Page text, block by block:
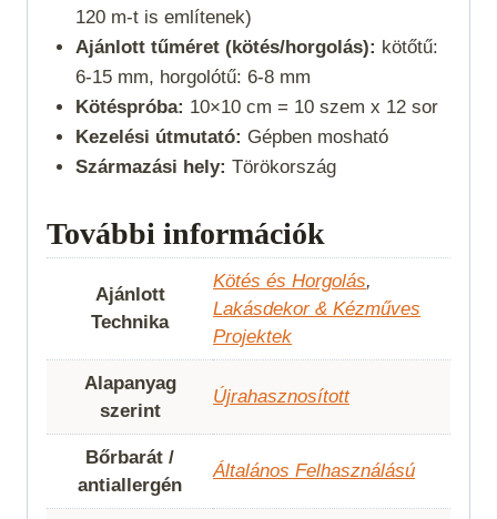
120 m-t is említenek)
Ajánlott tűméret (kötés/horgolás): kötőtű:
6-15 mm, horgolótű: 6-8 mm
Kötéspróba: 10×10 cm = 10 szem x 12 sor
Kezelési útmutató: Gépben mosható
Származási hely: Törökország
További információk
Ajánlott
Technika
Kötés és Horgolás,
Lakásdekor & Kézműves
Projektek
Alapanyag
szerint
Újrahasznosított
Bőrbarát /
antiallergén
Általános Felhasználású